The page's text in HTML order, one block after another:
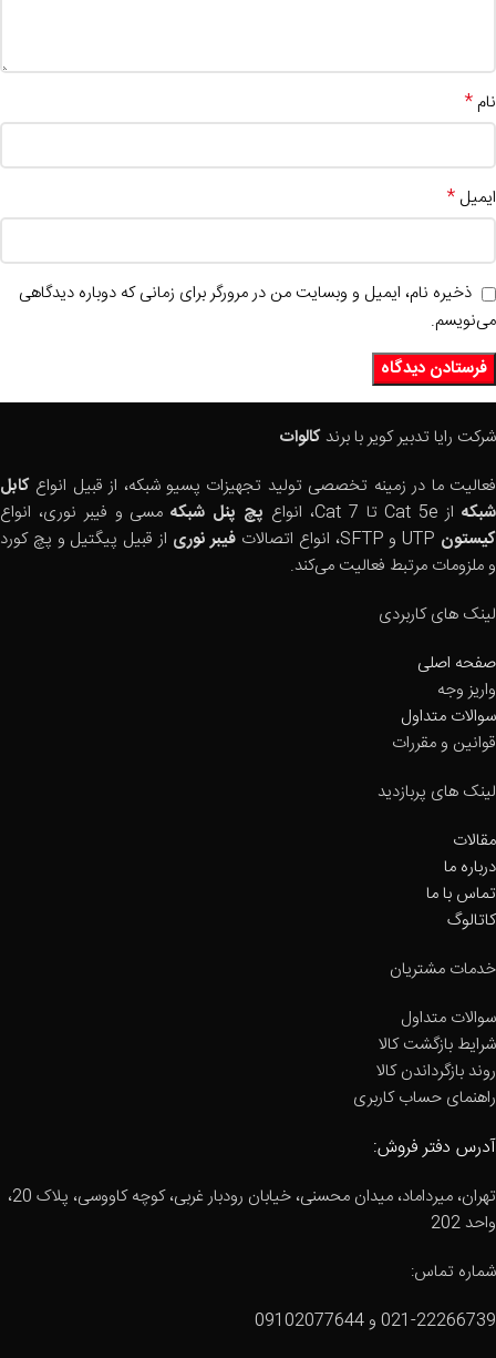
نام*
ایمیل *
ذخیره نام، ایمیل و وبسایت من در مرورگر برای زمانی که دوباره دیدگاهی
می‌نویسم.
شرکت رایا تدبیر کویر با برند کالوات
فعالیت ما در زمینه تخصصی تولید تجهیزات پسیو شبکه، از قبیل انواع کابل
شبکهاز Cat 5e تا Cat 7، انواع پچ پنل شبکهمسی و فیبر نوری، انواع
کیستون
فیبر نوری از قبیل پیگتیل و پچ کورد
و ملزومات مرتبط فعالیت می‌کند.
لینک های کاربردی
صفحه اصلی
واریز وجه
سوالات متداول
قوانین و مقررات
لینک های پربازدید
مقالات
درباره ما
تماس با ما
کاتالوگ
خدمات مشتریان
سوالات متداول
شرایط بازگشت کالا
روند بازگرداندن کالا
راهنمای حساب کاربری
آدرس دفتر فروش:
تهران، میرداماد، میدان محسنی، خیابان رودبار غربی، کوچه کاووسی، پلاک 20،
واحد 202
شماره تماس:
021-22266739 و 09102077644